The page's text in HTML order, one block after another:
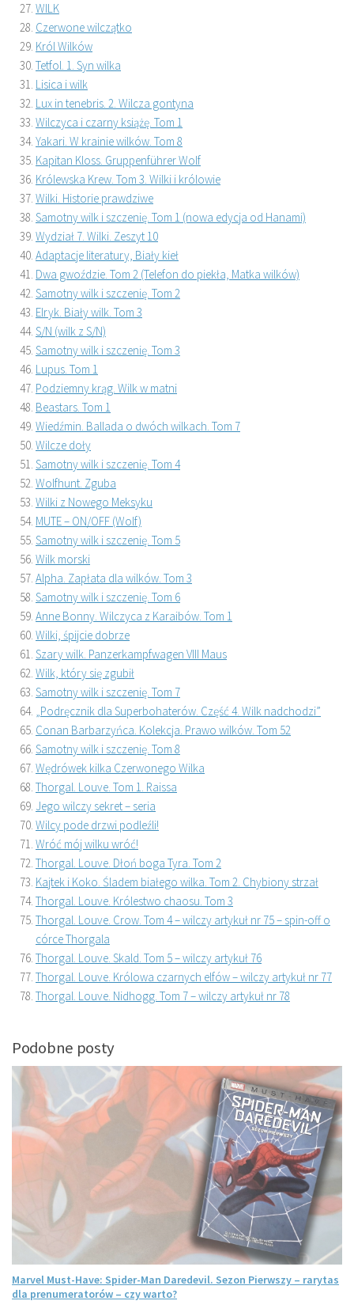
WILK
Czerwone wilczątko
Król Wilków
Tetfol. 1. Syn wilka
Lisica i wilk
Lux in tenebris. 2. Wilcza gontyna
Wilczyca i czarny książę. Tom 1
Yakari. W krainie wilków. Tom 8
Kapitan Kloss. Gruppenführer Wolf
Królewska Krew. Tom 3. Wilki i królowie
Wilki. Historie prawdziwe
Samotny wilk i szczenię. Tom 1 (nowa edycja od Hanami)
Wydział 7. Wilki. Zeszyt 10
Adaptacje literatury, Biały kieł
Dwa gwoździe. Tom 2 (Telefon do piekła, Matka wilków)
Samotny wilk i szczenię. Tom 2
Elryk. Biały wilk. Tom 3
S/N (wilk z S/N)
Samotny wilk i szczenię. Tom 3
Lupus. Tom 1
Podziemny krąg. Wilk w matni
Beastars. Tom 1
Wiedźmin. Ballada o dwóch wilkach. Tom 7
Wilcze doły
Samotny wilk i szczenię. Tom 4
Wolfhunt. Zguba
Wilki z Nowego Meksyku
MUTE – ON/OFF (Wolf)
Samotny wilk i szczenię. Tom 5
Wilk morski
Alpha. Zapłata dla wilków. Tom 3
Samotny wilk i szczenię. Tom 6
Anne Bonny. Wilczyca z Karaibów. Tom 1
Wilki, śpijcie dobrze
Szary wilk. Panzerkampfwagen VIII Maus
Wilk, który się zgubił
Samotny wilk i szczenię. Tom 7
„Podręcznik dla Superbohaterów. Część 4. Wilk nadchodzi”
Conan Barbarzyńca. Kolekcja. Prawo wilków. Tom 52
Samotny wilk i szczenię. Tom 8
Wędrówek kilka Czerwonego Wilka
Thorgal. Louve. Tom 1. Raissa
Jego wilczy sekret – seria
Wilcy pode drzwi podleźli!
Wróć mój wilku wróć!
Thorgal. Louve. Dłoń boga Tyra. Tom 2
Kajtek i Koko. Śladem białego wilka. Tom 2. Chybiony strzał
Thorgal. Louve. Królestwo chaosu. Tom 3
Thorgal. Louve. Crow. Tom 4 – wilczy artykuł nr 75 – spin-off o
córce Thorgala
Thorgal. Louve. Skald. Tom 5 – wilczy artykuł 76
Thorgal. Louve. Królowa czarnych elfów – wilczy artykuł nr 77
Thorgal. Louve. Nidhogg. Tom 7 – wilczy artykuł nr 78
Podobne posty
Marvel Must-Have: Spider-Man Daredevil. Sezon Pierwszy – rarytas
dla prenumeratorów – czy warto?